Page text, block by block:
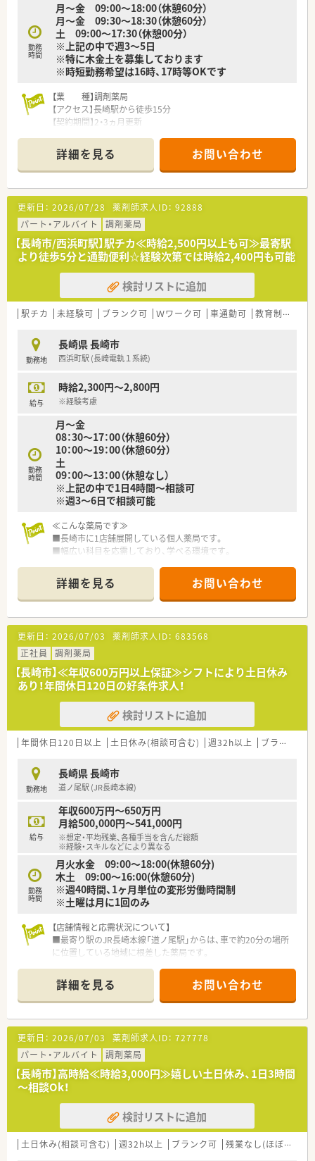
勤務
時間
月～金 09:00～18:00（休憩60分）
月～金 09:30～18:30（休憩60分）
土 09:00～17:30（休憩00分）
※上記の中で週3～5日
※特に木金土を募集しております
※時短勤務希望は16時、17時等OKです
【業 種】調剤薬局
【アクセス】長崎駅から徒歩15分
【契約期間】2・3ヵ月更新
【勤務時間】
月～金 09:00～18:00（休憩60分）
月～金 09:30～18:30（休憩60分）
土 09:00～17:30（休憩00分）
※上記の中で週3～5日
※特に木金土を募集しております
※時短勤務希望は16時、17時等OKです
【応需科目】耳鼻科
【応需枚数】
【人員体制】薬剤師常勤2名、非常勤2名
【事務】受付3名、調剤補助1名
********************************
＼手厚いサポートが魅力のファルマスタッフ／
■万全のサポート体制：2名体制で担当がつきしっかりサポート！
償責任保険
■充実の休暇制度：有給休暇(6ヶ月以上勤務)、夏季休暇、慶弔休
暇など
ご希望条件に合わせて求人をお探しします！
まずはお気軽にお問い合わせください。
詳細を見る お問い合わせ
更新日： 2026/07/28 薬剤師求人ID： 92888
パート・アルバイト
調剤薬局
【長崎市/西浜町駅】駅チカ≪時給2,500円以上も可≫最寄駅
より徒歩5分と通勤便利☆経験次第では時給2,400円も可能
検討リストに追加
駅チカ 未経験可 ブランク可 Ｗワーク可 車通勤可 教育制度あり
勤務地
長崎県 長崎市
西浜町駅 (長崎電軌１系統)
給与
時給2,300円～2,800円
※経験考慮
勤務
時間
月～金
08：30～17：00（休憩60分）
10：00～19：00（休憩60分）
土
09：00～13：00（休憩なし）
※上記の中で1日4時間～相談可
※週3～6日で相談可能
≪こんな薬局です≫
■長崎市に1店舗展開している個人薬局です。
■幅広い科目を応需しており、学べる環境です。
く安心して就業出来る環境です。
■eラーニング制度で自宅に居ながらも自己研磨できます。
■内科ほか、複数科目の調剤があります。
■時間帯や時間数は個別に相談できます！
詳細を見る お問い合わせ
更新日： 2026/07/03 薬剤師求人ID： 683568
正社員
調剤薬局
【長崎市】≪年収600万円以上保証≫シフトにより土日休み
あり！年間休日120日の好条件求人！
検討リストに追加
年間休日120日以上 土日休み(相談可含む) 週32h以上 ブランク可
勤務地
長崎県 長崎市
道ノ尾駅 (JR長崎本線)
給与
年収600万円～650万円
月給500,000円～541,000円
※想定・平均残業、各種手当を含んだ総額
※経験・スキルなどにより異なる
勤務
時間
月火水金 09:00～18:00(休憩60分)
木土 09:00～16:00(休憩60分)
※週40時間、1ヶ月単位の変形労働時間制
※土曜は月に1回のみ
【店舗情報と応需状況について】
■最寄り駅のJR長崎本線「道ノ尾駅」からは、車で約20分の場所
に位置している地域に根差した薬局です。
方箋が全体の約70%を占めています。
■1日の処方箋枚数は平均50枚から60枚程度で、薬剤師2名と事
務員2名で対応する人員体制です。
【募集背景と求める人物像について】
■今回は、常勤薬剤師1名の退職に伴う欠員補充が目的であり、
即戦力として活躍できる方を募集します。
■調剤薬局での実務経験が1年以上あり、患者様やスタッフと円
滑なコミュニケーションが取れる方を求めています。
■地域医療に貢献したいという想いを持ち、患者様一人ひとりに
寄り添った丁寧な対応ができる方を歓迎します。
【法人特徴について】
■調剤薬局の運営に加え、OTCや日用品も取り扱い、地域住民の
詳細を見る お問い合わせ
更新日： 2026/07/03 薬剤師求人ID： 727778
パート・アルバイト
調剤薬局
【長崎市】高時給≪時給3,000円≫嬉しい土日休み、1日3時間
～相談Ok！
検討リストに追加
土日休み(相談可含む) 週32h以上 ブランク可 残業なし(ほぼなし含む)